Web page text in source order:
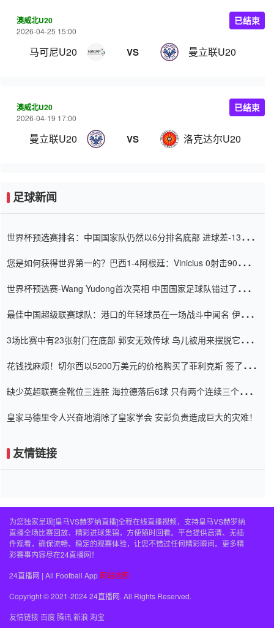
澳威北U20
2026-04-25 15:00
马可尼U20 VS 曼立联U20
已结束
澳威北U20
2026-04-19 17:00
曼立联U20 VS 洛克达尔U20
已结束
足球新闻
世界杯预选赛排名：中国国家队仍然以6分排名底部 进球差-13令人
您是如何获得世界第一的？巴西1-4阿根廷：Vinicius 0射击90分钟
世界杯预选赛-Wang Yudong首次亮相 中国国家足球队错过了世界
最佳中国超级联赛球队：港口的年轻球员在一场战斗中闻名 伊万放
3场比赛中有23张射门在底部 郭安无效传球 鸟儿被用来摆脱它
花钱找麻烦！切尔西以5200万美元的价格购买了菲利克斯 签了7年
缺少英超联赛金靴位三连胜 海拉德落后6球 只有两个连续三个连续
皇家马德里令人兴奋地消除了皇家学会 安彭负责造成巨大的灾难！
友情链接
为您独家呈现[皇马VS赫罗纳直播]全程在线直播视频，支持皇马VS赫罗纳
直播全场比赛回放、精彩进球集锦，方便随时回看。平台提供高清、无插
件观看，确保流畅、稳定的观赛体验，让您不错过任何精彩瞬间。更多精
彩赛事内容尽在24直播网！
24直播网 | All Football App 网站地图
Copyright © 2021-2024 24直播网. All Rights Reserved.
友情链接百度腾讯新浪 淘宝